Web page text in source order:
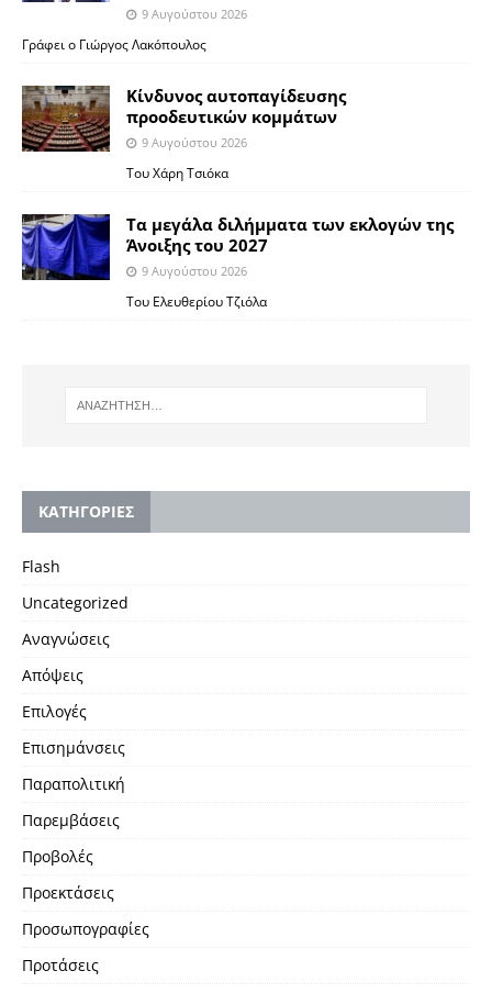
9 Αυγούστου 2026
Γράφει ο Γιώργος Λακόπουλος
Κίνδυνος αυτοπαγίδευσης
προοδευτικών κομμάτων
9 Αυγούστου 2026
Του Χάρη Τσιόκα
Τα μεγάλα διλήμματα των εκλογών της
Άνοιξης του 2027
9 Αυγούστου 2026
Του Ελευθερίου Τζιόλα
KΑΤΗΓΟΡΙΕΣ
Flash
Uncategorized
Αναγνώσεις
Απόψεις
Επιλογές
Επισημάνσεις
Παραπολιτική
Παρεμβάσεις
Προβολές
Προεκτάσεις
Προσωπογραφίες
Προτάσεις